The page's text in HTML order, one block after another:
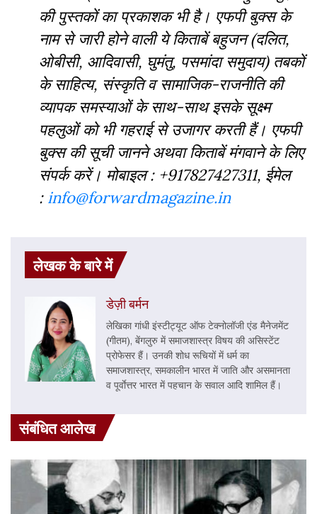
की पुस्‍तकों का प्रकाशक भी है। एफपी बुक्‍स के
नाम से जारी होने वाली ये किताबें बहुजन (दलित,
ओबीसी, आदिवासी, घुमंतु, पसमांदा समुदाय) तबकों
के साहित्‍य, संस्‍क‍ृति व सामाजिक-राजनीति की
व्‍यापक समस्‍याओं के साथ-साथ इसके सूक्ष्म
पहलुओं को भी गहराई से उजागर करती हैं। एफपी
बुक्‍स की सूची जानने अथवा किताबें मंगवाने के लिए
संपर्क करें। मोबाइल : +917827427311, ईमेल
: info@forwardmagazine.in
लेखक के बारे में
डेज़ी बर्मन
लेखिका गांधी इंस्टीट्यूट ऑफ टेक्नोलॉजी एंड मैनेजमेंट
(गीतम), बेंगलुरु में समाजशास्त्र विषय की असिस्टेंट
प्रोफेसर हैं। उनकी शोध रूचियों में धर्म का
समाजशास्त्र, समकालीन भारत में जाति और असमानता
व पूर्वाेत्तर भारत में पहचान के सवाल आदि शामिल हैं।
संबंधित आलेख